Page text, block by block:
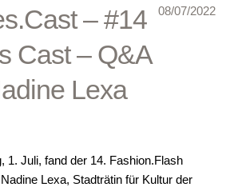
– #14
Cast – Q&A
Lexa
08/07/2022
1. Juli, fand der 14. Fashion.Flash
Lexa, Stadträtin für Kultur der